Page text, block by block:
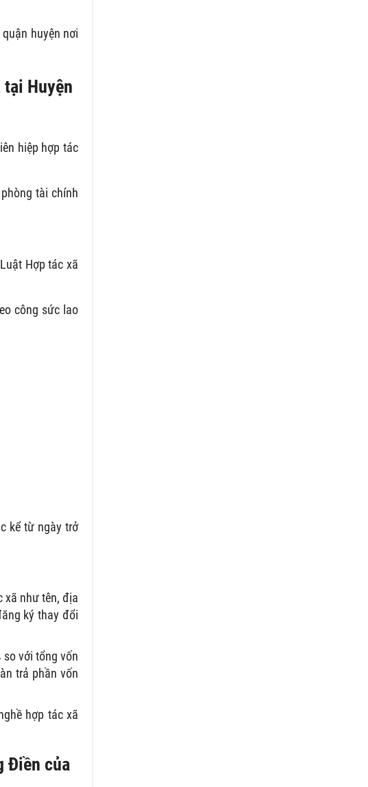
huyện nơi
Huyện
hiệp hợp tác
tài chính
Hợp tác xã
công sức lao
kể từ ngày trở
xã như tên, địa
ký thay đổi
với tổng vốn
trả phần vốn
hợp tác xã
Điền của